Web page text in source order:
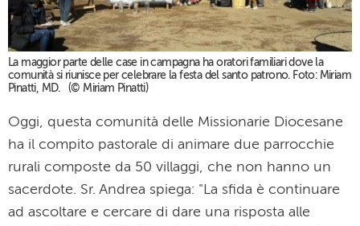
La maggior parte delle case in campagna ha oratori familiari dove la
comunità si riunisce per celebrare la festa del santo patrono. Foto: Miriam
Pinatti, MD. (© Miriam Pinatti)
Oggi, questa comunità delle Missionarie Diocesane
ha il compito pastorale di animare due parrocchie
rurali composte da 50 villaggi, che non hanno un
sacerdote. Sr. Andrea spiega: "La sfida è continuare
ad ascoltare e cercare di dare una risposta alle